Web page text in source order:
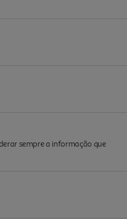
sempre a informação que